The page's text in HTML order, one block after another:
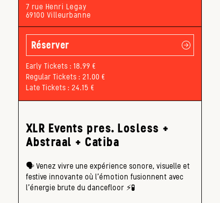
7 rue Henri Legay
69100 Villeurbanne
Réserver
Early Tickets : 18.99 €
Regular Tickets : 21.00 €
Late Tickets : 24.15 €
XLR Events pres.Losless +
Abstraal + Catiba
🗣️ Venez vivre une expérience sonore, visuelle et
festive innovante où l’émotion fusionnent avec
l’énergie brute du dancefloor ⚡️🧪